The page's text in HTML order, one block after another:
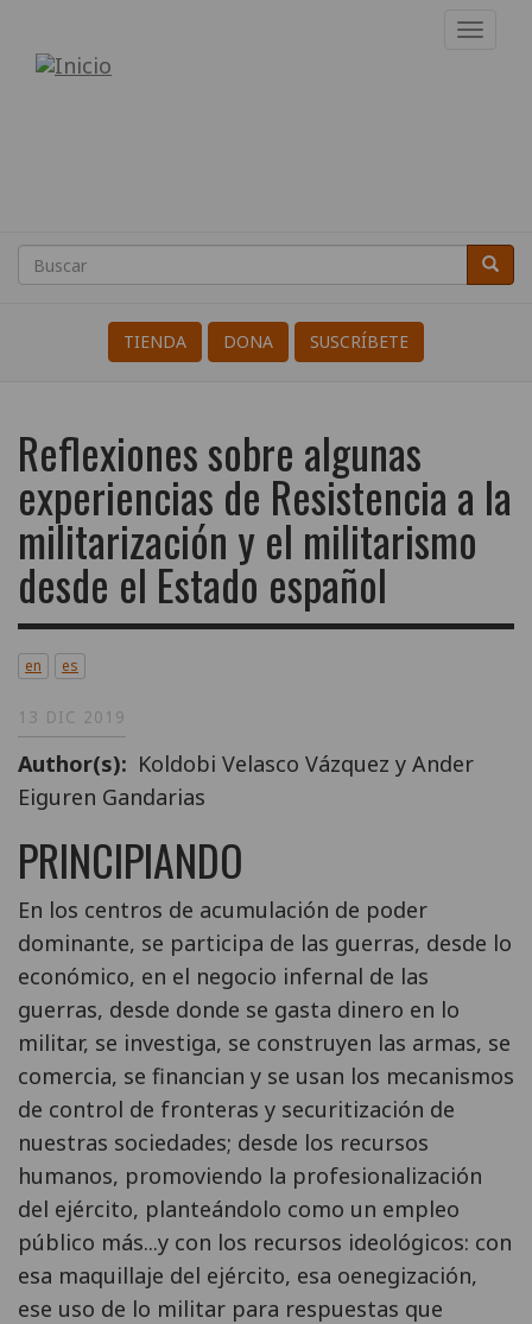
contenido
Internacional
a
la
Guerra
Search
Buscar
TIENDA DONA SUSCRÍBETE
Reflexiones sobre algunas
experiencias de Resistencia a la
militarización y el militarismo
desde el Estado español
en es
13 DIC 2019
Author(s)
Koldobi Velasco Vázquez y Ander
Eiguren Gandarias
PRINCIPIANDO
En los centros de acumulación de poder
dominante, se participa de las guerras, desde lo
económico, en el negocio infernal de las
guerras, desde donde se gasta dinero en lo
militar, se investiga, se construyen las armas, se
comercia, se financian y se usan los mecanismos
de control de fronteras y securitización de
nuestras sociedades; desde los recursos
humanos, promoviendo la profesionalización
del ejército, planteándolo como un empleo
público más...y con los recursos ideológicos: con
esa maquillaje del ejército, esa oenegización,
ese uso de lo militar para respuestas que